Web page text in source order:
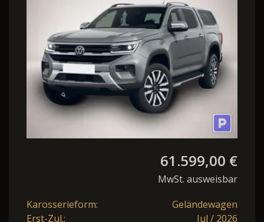
AHK Matrix Leder
61.599,00 €
MwSt. ausweisbar
Karosserieform:
Geländewagen
Erst-Zul.:
Jul / 2026